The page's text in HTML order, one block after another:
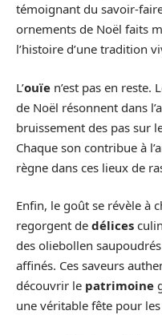
témoignant du savoir-
ornements de Noël faits
l’histoire d’une tradition
L’ouïe n’est pas en reste.
de Noël résonnent dans
bruissement des pas sur
Chaque son contribue à
règne dans ces lieux de
Enfin, le goût se révèle à
regorgent de délices
des oliebollen
affinés. Ces saveurs
découvrir le patrimoine
une véritable fête pour